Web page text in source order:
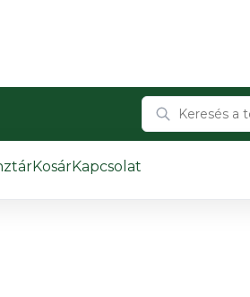
KosárKapcsolat